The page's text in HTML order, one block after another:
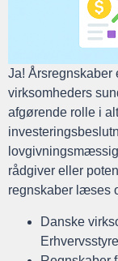
Ja! Årsregnskaber
virksomheders
afgørende rolle i
rådgiver eller
regnskaber læses
Danske